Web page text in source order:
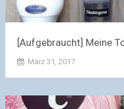
[Aufgebraucht] Meine
März 31, 2017